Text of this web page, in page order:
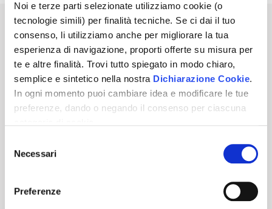
Noi e terze parti selezionate utilizziamo cookie (o
tecnologie simili) per finalità tecniche. Se ci dai il tuo
consenso, li utilizziamo anche per migliorare la tua
esperienza di navigazione, proporti offerte su misura per
te e altre finalità. Trovi tutto spiegato in modo chiaro,
semplice e sintetico nella nostra Dichiarazione Cookie.
In ogni momento puoi cambiare idea e modificare le tue
preferenze, dando o negando il consenso per ciascuna
chiaro, semplice e sintetico, vai a vedere la nostra
"Accetto tutti i cookie"se
vuoi dare il tuo consenso, altrimenti spunta le categorie e
"Accetta selezionati"
delNecessari
Preferenze
Sei interessato a questo annuncio?
PRENOTA UNA VISITA
ATTIVA NOTIFICHE PER QUESTA ASTA
Per partecipare a questa Asta Telematica